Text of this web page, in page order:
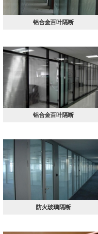
铝合金百叶隔断
铝合金百叶隔断
防火玻璃隔断